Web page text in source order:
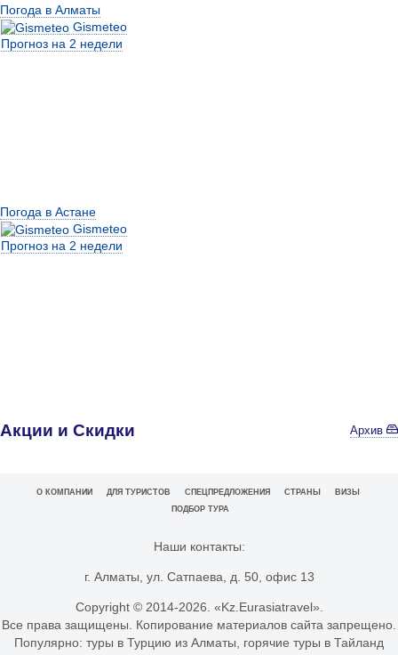
Погода в Алматы
Gismeteo
Прогноз на 2 недели
Погода в Астане
Gismeteo
Прогноз на 2 недели
Акции и Скидки Архив
О КОМПАНИИ ДЛЯ ТУРИСТОВ СПЕЦПРЕДЛОЖЕНИЯ СТРАНЫ
ВИЗЫ
ПОДБОР ТУРА
Наши контакты:
г. Алматы, ул. Сатпаева, д. 50, офис 13
Copyright © 2014-2026. «Kz.Eurasiatravel».
Все права защищены. Копирование материалов сайта запрещено.
Популярно: туры в Турцию из Алматы горячие туры в Тайланд